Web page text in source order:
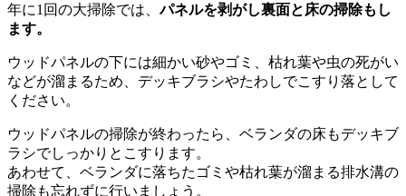
年に1回の大掃除では、パネルを剥がし裏面と床の掃除もし
ます。
ウッドパネルの下には細かい砂やゴミ、枯れ葉や虫の死がい
などが溜まるため、デッキブラシやたわしでこすり落として
ください。
ウッドパネルの掃除が終わったら、ベランダの床もデッキブ
ラシでしっかりとこすります。
あわせて、ベランダに落ちたゴミや枯れ葉が溜まる排水溝の
掃除も忘れずに行いましょう。